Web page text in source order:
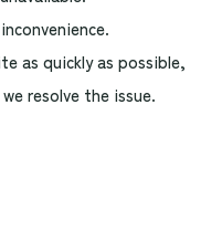
as quickly as possible,
resolve the issue.